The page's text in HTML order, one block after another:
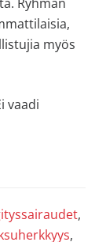
myös
vaadi
,
,